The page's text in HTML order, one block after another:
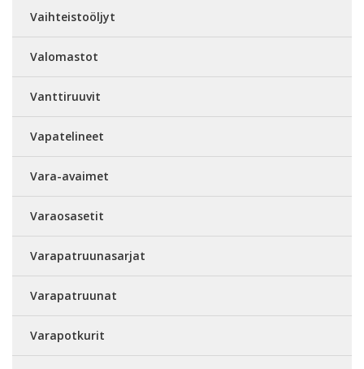
Vaihteistoöljyt
Valomastot
Vanttiruuvit
Vapatelineet
Vara-avaimet
Varaosasetit
Varapatruunasarjat
Varapatruunat
Varapotkurit